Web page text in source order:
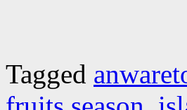
Tagged